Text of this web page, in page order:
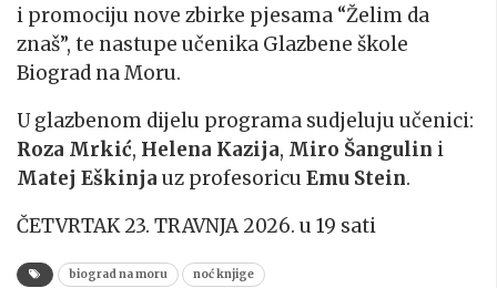
i promociju nove zbirke pjesama “Želim da
znaš”, te nastupe učenika Glazbene škole
Biograd na Moru.
U glazbenom dijelu programa sudjeluju učenici:
Roza Mrkić, Helena Kazija, Miro Šangulin i
Matej Eškinja uz profesoricu Emu Stein.
ČETVRTAK 23. TRAVNJA 2026. u 19 sati
biograd na moru noć knjige